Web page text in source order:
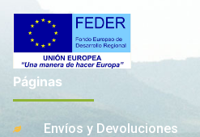
Páginas
Envíos y Devoluciones